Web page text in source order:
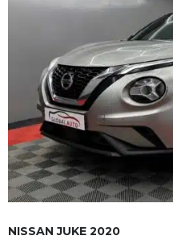
NISSAN JUKE 2020